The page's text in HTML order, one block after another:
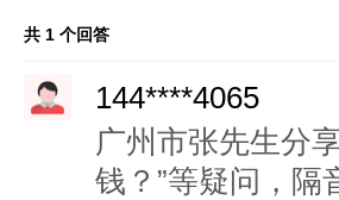
共 1 个回答
144****4065
广州市张先生分
钱？”等疑问，隔